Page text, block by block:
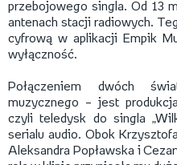
przebojowego singla. Od 13
antenach stacji radiowych.
cyfrową w aplikacji Empik
wyłączność.
Połączeniem dwóch
muzycznego – jest
czyli teledysk do singla
serialu audio. Obok
Aleksandra Popławska i